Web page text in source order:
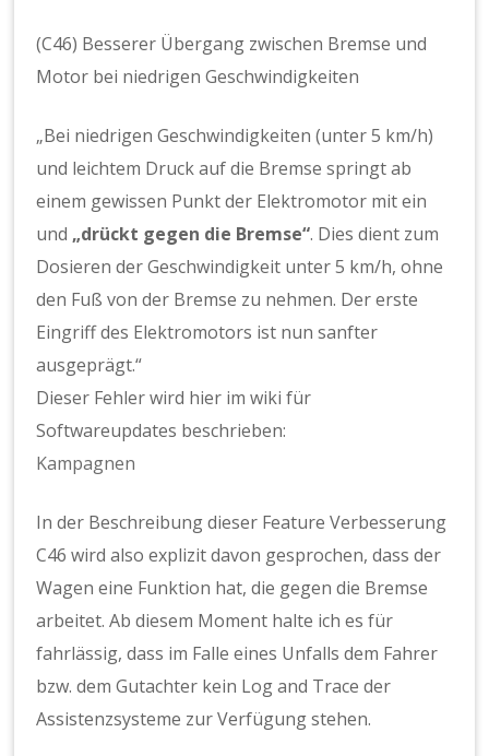
(C46) Besserer Übergang zwischen Bremse und
Motor bei niedrigen Geschwindigkeiten
„Bei niedrigen Geschwindigkeiten (unter 5 km/h)
und leichtem Druck auf die Bremse springt ab
einem gewissen Punkt der Elektromotor mit ein
und „drückt gegen die Bremse“. Dies dient zum
Dosieren der Geschwindigkeit unter 5 km/h, ohne
den Fuß von der Bremse zu nehmen. Der erste
Eingriff des Elektromotors ist nun sanfter
ausgeprägt.“
Dieser Fehler wird hier im wiki für
Softwareupdates beschrieben:
Kampagnen
In der Beschreibung dieser Feature Verbesserung
C46 wird also explizit davon gesprochen, dass der
Wagen eine Funktion hat, die gegen die Bremse
arbeitet. Ab diesem Moment halte ich es für
fahrlässig, dass im Falle eines Unfalls dem Fahrer
bzw. dem Gutachter kein Log and Trace der
Assistenzsysteme zur Verfügung stehen.